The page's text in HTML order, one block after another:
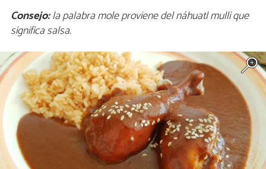
Consejo:la palabra mole proviene del náhuatl mulli que
significa salsa.